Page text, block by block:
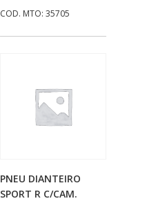
COD. MTO: 35705
Adicionar Ao
Carrinho
PNEU DIANTEIRO
SPORT R C/CAM.